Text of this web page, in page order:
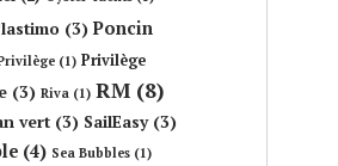
(3) Poncin
(1) Privilège
(3) Riva (1) RM (8)
vert (3) SailEasy(3)
(4) Sea Bubbles (1)